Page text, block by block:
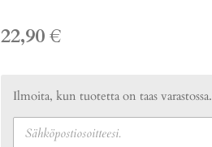
22,90 €
Ilmoita, kun tuotetta on taas varastossa.